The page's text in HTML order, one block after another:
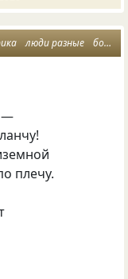
люди разные большие
—
плечу.